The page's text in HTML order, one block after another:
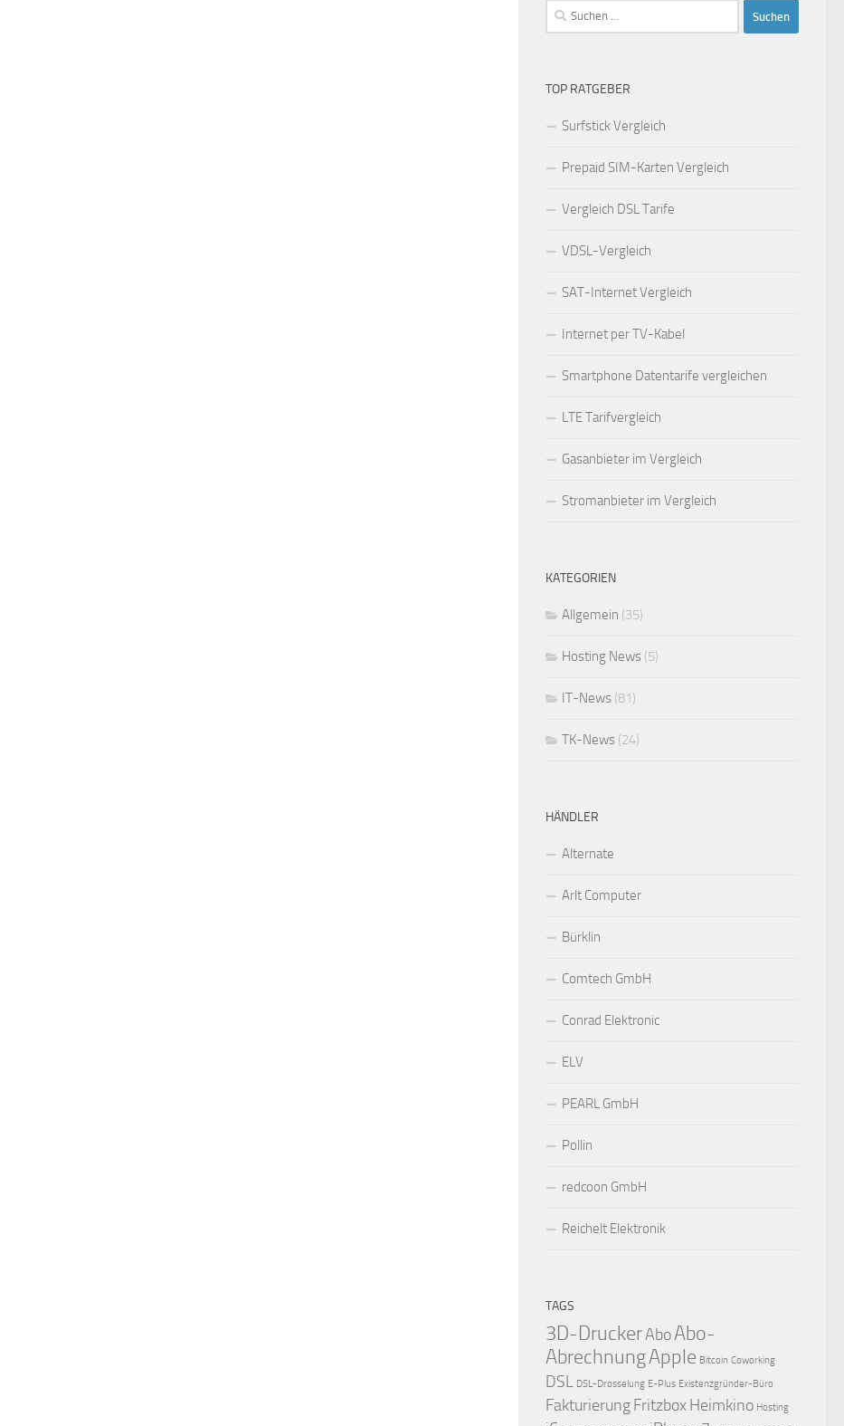
Suchen
nach:
TOP RATGEBER
Surfstick Vergleich
Prepaid SIM-Karten Vergleich
Vergleich DSL Tarife
VDSL-Vergleich
SAT-Internet Vergleich
Internet per TV-Kabel
Smartphone Datentarife vergleichen
LTE Tarifvergleich
Gasanbieter im Vergleich
Stromanbieter im Vergleich
KATEGORIEN
Allgemein (35)
Hosting News (5)
IT-News (81)
TK-News (24)
HÄNDLER
Alternate
Arlt Computer
Bürklin
Comtech GmbH
Conrad Elektronic
ELV
PEARL GmbH
Pollin
redcoon GmbH
Reichelt Elektronik
TAGS
3D-DruckerAboAbo-
AbrechnungApple Bitcoin Coworking
DSL DSL-Drosselung E-Plus Existenzgründer-Büro
Fakturierung Fritzbox Heimkino Hosting